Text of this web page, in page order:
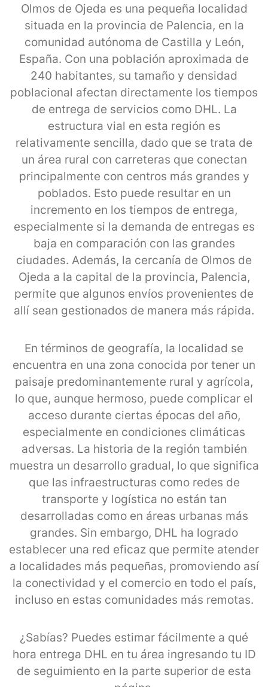
Olmos de Ojeda es una pequeña localidad
situada en la provincia de Palencia, en la
comunidad autónoma de Castilla y León,
España. Con una población aproximada de
240 habitantes, su tamaño y densidad
poblacional afectan directamente los tiempos
de entrega de servicios como DHL. La
estructura vial en esta región es
relativamente sencilla, dado que se trata de
un área rural con carreteras que conectan
principalmente con centros más grandes y
poblados. Esto puede resultar en un
incremento en los tiempos de entrega,
especialmente si la demanda de entregas es
baja en comparación con las grandes
ciudades. Además, la cercanía de Olmos de
Ojeda a la capital de la provincia, Palencia,
permite que algunos envíos provenientes de
allí sean gestionados de manera más rápida.
En términos de geografía, la localidad se
encuentra en una zona conocida por tener un
paisaje predominantemente rural y agrícola,
lo que, aunque hermoso, puede complicar el
acceso durante ciertas épocas del año,
especialmente en condiciones climáticas
adversas. La historia de la región también
muestra un desarrollo gradual, lo que significa
que las infraestructuras como redes de
transporte y logística no están tan
desarrolladas como en áreas urbanas más
grandes. Sin embargo, DHL ha logrado
establecer una red eficaz que permite atender
a localidades más pequeñas, promoviendo así
la conectividad y el comercio en todo el país,
incluso en estas comunidades más remotas.
¿Sabías? Puedes estimar fácilmente a qué
hora entrega DHL en tu área ingresando tu ID
de seguimiento en la parte superior de esta